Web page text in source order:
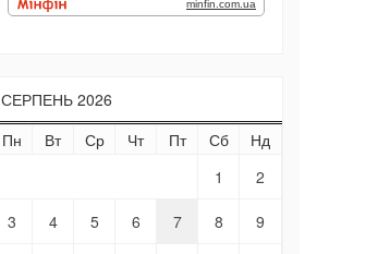
СЕРПЕНЬ 2026
Пн
Вт Ср Чт Пт Сб
Нд
1
2
3 4 5 6 7 8 9